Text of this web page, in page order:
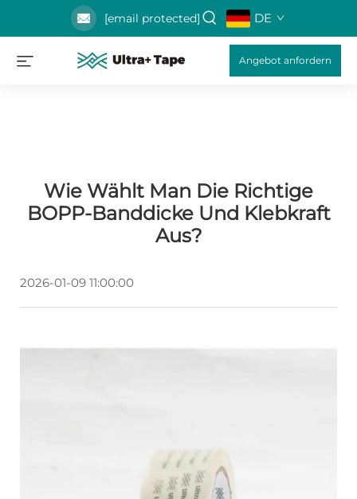
[email protected] DE
Angebot anfordern
Wie Wählt Man Die Richtige
BOPP-Banddicke Und Klebkraft
Aus?
2026-01-09 11:00:00